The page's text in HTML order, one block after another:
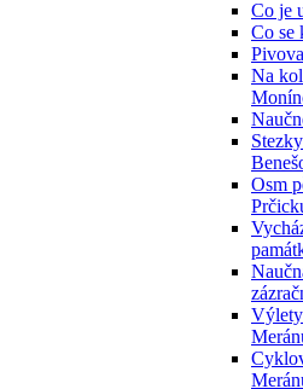
Co je
Co se
Na
Osm
Výlety